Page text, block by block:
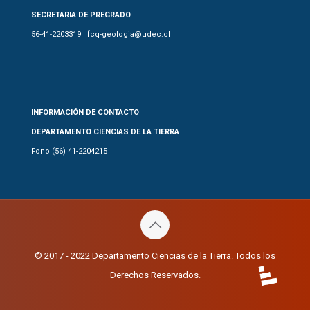
SECRETARIA DE PREGRADO
56-41-2203319 | fcq-geologia@udec.cl
INFORMACIÓN DE CONTACTO
DEPARTAMENTO CIENCIAS DE LA TIERRA
Fono (56) 41-2204215
© 2017 - 2022 Departamento Ciencias de la Tierra. Todos los
Derechos Reservados.